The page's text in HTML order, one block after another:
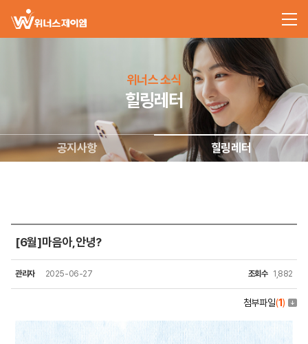
위너스 소식
힐링레터
공지사항 힐링레터
[6월]마음아,안녕?
관리자 2025-06-27 조회수 1,882
첨부파일(1)